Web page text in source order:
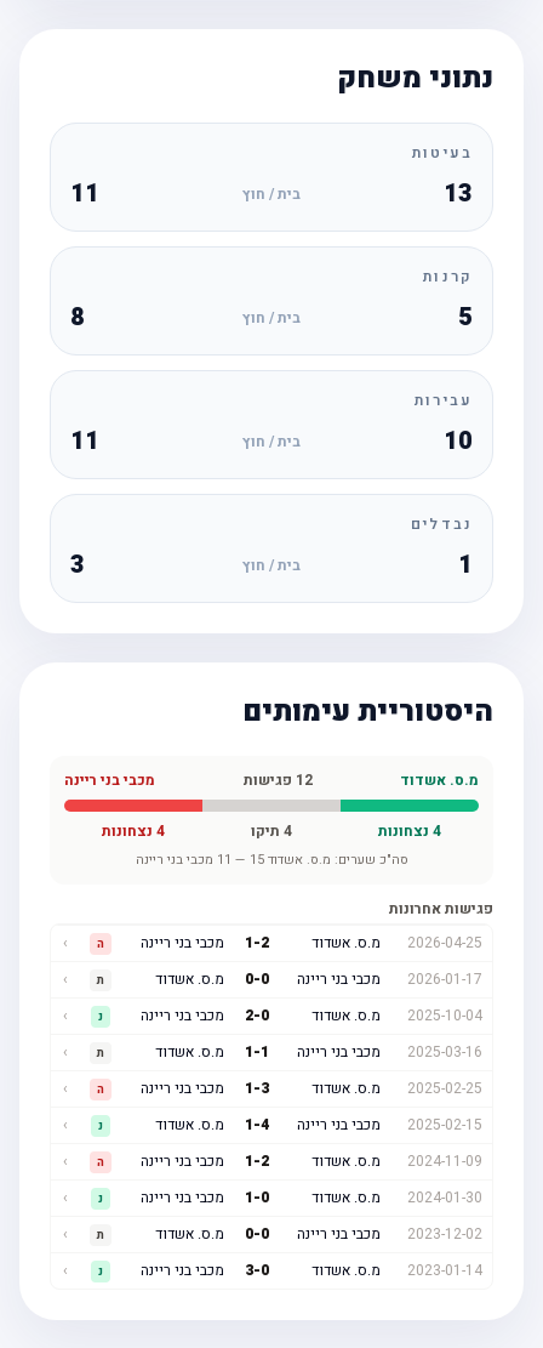
נתוני משחק
בעיטות
13 בית / חוץ 11
קרנות
בית / חוץ
עבירות
10 בית / חוץ 11
נבדלים
בית / חוץ
היסטוריית עימותים
מ.ס. אשדוד 12פגישות מכבי בני ריינה
נצחונות תיקו נצחונות
סה"כ שערים:מ.ס. אשדוד15
—
11 מכבי בני ריינה
פגישות אחרונות
2026-04-25
מ.ס. אשדוד 1 מכבי בני ריינה
2026-01-17
מכבי בני ריינה 0 מ.ס. אשדוד
2025-10-04
מ.ס. אשדוד 2 מכבי בני ריינה
2025-03-16
מכבי בני ריינה 1 מ.ס. אשדוד
2025-02-25
מ.ס. אשדוד 1 מכבי בני ריינה
2025-02-15
מכבי בני ריינה 1 מ.ס. אשדוד
2024-11-09
מ.ס. אשדוד 1 מכבי בני ריינה
2024-01-30
מ.ס. אשדוד 1 מכבי בני ריינה
2023-12-02
מכבי בני ריינה 0 מ.ס. אשדוד
2023-01-14
מ.ס. אשדוד 3 מכבי בני ריינה